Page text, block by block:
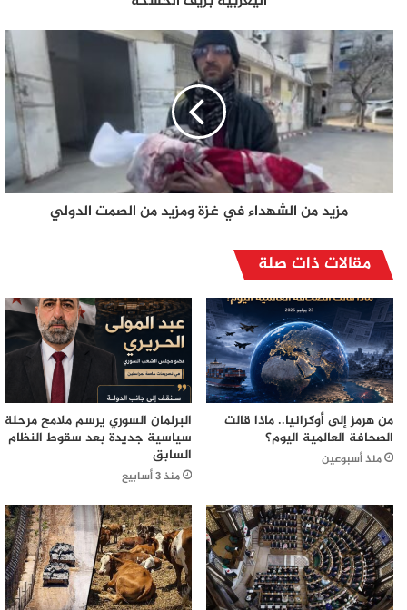
مزيد من الشهداء في غزة ومزيد من الصمت الدولي
مقالات ذات صلة
من هرمز إلى أوكرانيا.. ماذا قالت
الصحافة العالمية اليوم؟
منذ أسبوعين
البرلمان السوري يرسم ملامح مرحلة
سياسية جديدة بعد سقوط النظام
السابق
منذ 3 أسابيع